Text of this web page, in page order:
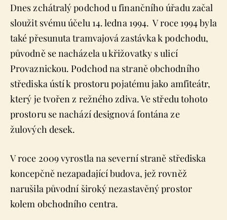
Dnes zchátralý podchod u finančního úřadu začal
sloužit svému účelu 14. ledna 1994. V roce 1994 byla
také přesunuta tramvajová zastávka k podchodu,
původně se nacházela u křižovatky s ulicí
Provaznickou. Podchod na straně obchodního
střediska ústí k prostoru pojatému jako amfiteátr,
který je tvořen z režného zdiva. Ve středu tohoto
prostoru se nachází designová fontána ze
žulových desek.
V roce 2009 vyrostla na severní straně střediska
koncepčně nezapadající budova, jež rovněž
narušila původní široký nezastavěný prostor
kolem obchodního centra.